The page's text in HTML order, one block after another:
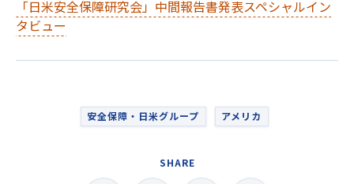
「日米安全保障研究会」中間報告書発表スペシャルイン
タビュー
安全保障・日米グループ アメリカ
SHARE